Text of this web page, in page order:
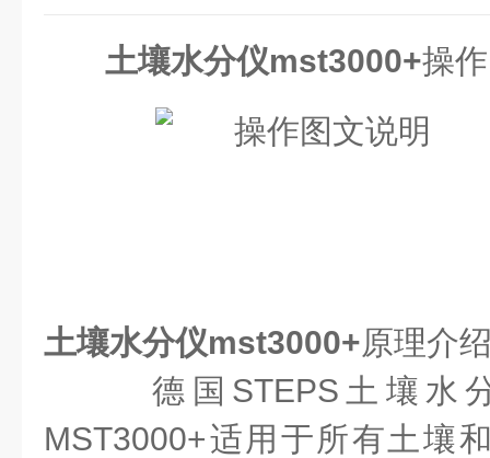
土壤水分仪mst3000+操
土壤水分仪mst3000+原理介
德国STEPS土壤水
MST3000+适用于所有土壤